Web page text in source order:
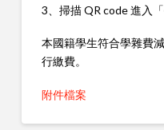
3、掃描 QR code 進入「
本國籍學生符合學雜費
行繳費。
附件檔案